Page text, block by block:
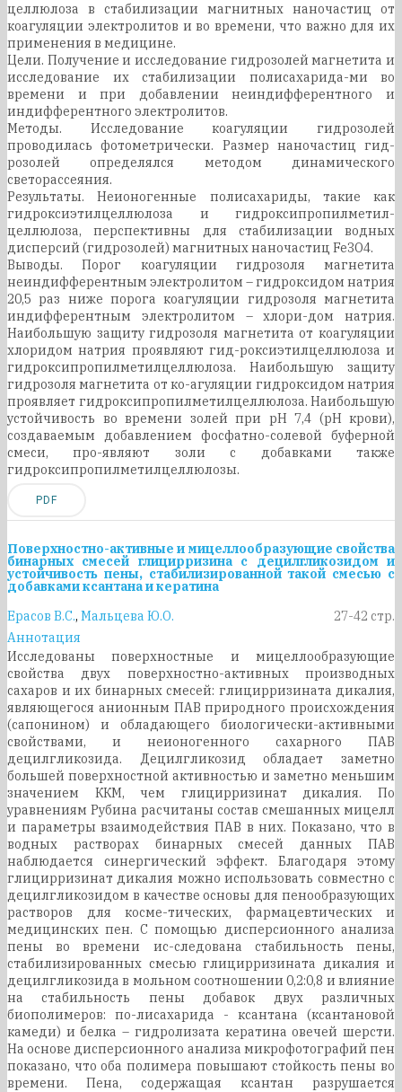
целлюлоза в стабилизации магнитных наночастиц от
коагуляции электролитов и во времени, что важно для их
применения в медицине.
Цели. Получение и исследование гидрозолей магнетита и
исследование их стабилизации полисахарида-ми во
времени и при добавлении неиндифферентного и
индифферентного электролитов.
Методы. Исследование коагуляции гидрозолей
проводилась фотометрически. Размер наночастиц гид-
розолей определялся методом динамического
светорассеяния.
Результаты. Неионогенные полисахариды, такие как
гидроксиэтилцеллюлоза и гидроксипропилметил-
целлюлоза, перспективны для стабилизации водных
дисперсий (гидрозолей) магнитных наночастиц Fe3O4.
Выводы. Порог коагуляции гидрозоля магнетита
неиндифферентным электролитом – гидроксидом натрия
20,5 раз ниже порога коагуляции гидрозоля магнетита
индифферентным электролитом – хлори-дом натрия.
Наибольшую защиту гидрозоля магнетита от коагуляции
хлоридом натрия проявляют гид-роксиэтилцеллюлоза и
гидроксипропилметилцеллюлоза. Наибольшую защиту
гидрозоля магнетита от ко-агуляции гидроксидом натрия
проявляет гидроксипропилметилцеллюлоза. Наибольшую
устойчивость во времени золей при рН 7,4 (рН крови),
создаваемым добавлением фосфатно-солевой буферной
смеси, про-являют золи с добавками также
гидроксипропилметилцеллюлозы.
PDF
Поверхностно-активные и мицеллообразующие свойства
бинарных смесей глицирризина с децилгликозидом и
устойчивость пены, стабилизированной такой смесью с
добавками ксантана и кератина
Ерасов В.С., Мальцева Ю.О.
27-42 стр.
Аннотация
Исследованы поверхностные и мицеллообразующие
свойства двух поверхностно-активных производных
сахаров и их бинарных смесей: глицирризината дикалия,
являющегося анионным ПАВ природного происхождения
(сапонином) и обладающего биологически-активными
свойствами, и неионогенного сахарного ПАВ
децилгликозида. Децилгликозид обладает заметно
большей поверхностной активностью и заметно меньшим
значением ККМ, чем глицирризинат дикалия. По
уравнениям Рубина расчитаны состав смешанных мицелл
и параметры взаимодействия ПАВ в них. Показано, что в
водных растворах бинарных смесей данных ПАВ
наблюдается синергический эффект. Благодаря этому
глицирризинат дикалия можно использовать совместно с
децилгликозидом в качестве основы для пенообразующих
растворов для косме-тических, фармацевтических и
медицинских пен. С помощью дисперсионного анализа
пены во времени ис-следована стабильность пены,
стабилизированных смесью глицирризината дикалия и
децилгликозида в мольном соотношении 0,2:0,8 и влияние
на стабильность пены добавок двух различных
биополимеров: по-лисахарида - ксантана (ксантановой
камеди) и белка – гидролизата кератина овечей шерсти.
На основе дисперсионного анализа микрофотографий пен
показано, что оба полимера повышают стойкость пены во
времени. Пена, содержащая ксантан разрушается